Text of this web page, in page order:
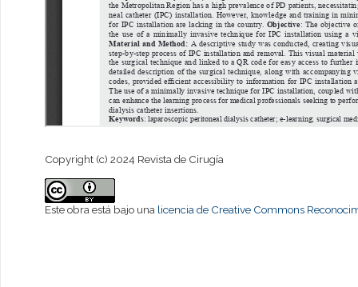
Copyright (c) 2024 Revista de Cirugía
Este obra está bajo una licencia de Creative Commons